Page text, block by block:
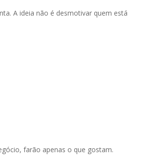
A ideia não é desmotivar quem está
farão apenas o que gostam.